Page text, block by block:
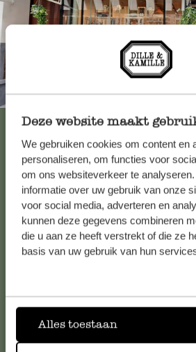
Deze website maakt
We gebruiken cookies om content en
personaliseren, om functies voor
om ons websiteverkeer te
informatie over uw gebruik van onze
voor social media, adverteren en
kunnen deze gegevens combineren
die u aan ze heeft verstrekt of die ze
basis van uw gebruik van hun
Alles toestaan
Immer in der Nähe
Alle 62 Geschäfte anzeigen
Falls Sie Fragen haben oder Tipps und
Sie sich bitte an unseren
die Antworten aufhäufig gestellte
kundenservice@dille-kamille.at